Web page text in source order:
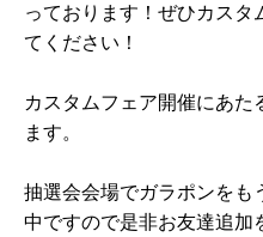
っております！ぜひカスタ
てください！
カスタムフェア開催にあた
ます。
抽選会会場でガラポンをも
中ですので是非お友達追加